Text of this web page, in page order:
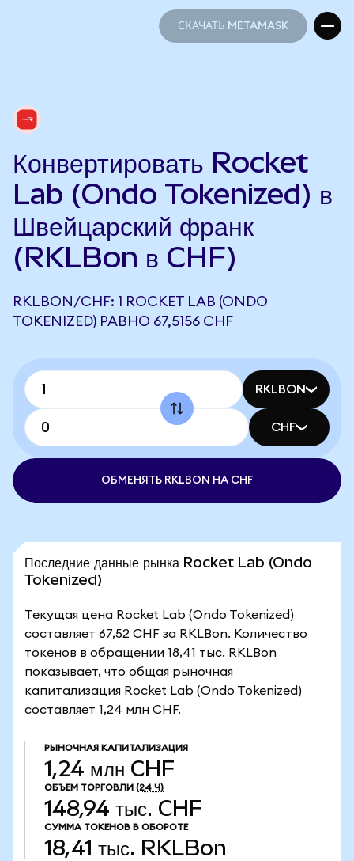
СКАЧАТЬ METAMASK
Конвертировать Rocket
Lab (Ondo Tokenized) в
Швейцарский франк
(RKLBon в CHF)
RKLBON/CHF: 1 ROCKET LAB (ONDO
TOKENIZED) РАВНО 67,5156 CHF
RKLBON
CHF
ОБМЕНЯТЬ RKLBON НА CHF
Последние данные рынка Rocket Lab (Ondo
Tokenized)
Текущая цена Rocket Lab (Ondo Tokenized)
составляет 67,52 CHF за RKLBon. Количество
токенов в обращении 18,41 тыс. RKLBon
показывает, что общая рыночная
капитализация Rocket Lab (Ondo Tokenized)
составляет 1,24 млн CHF.
РЫНОЧНАЯ КАПИТАЛИЗАЦИЯ
1,24 млн CHF
ОБЪЕМ ТОРГОВЛИ (24 Ч)
148,94 тыс. CHF
СУММА ТОКЕНОВ В ОБОРОТЕ
18,41 тыс. RKLBon